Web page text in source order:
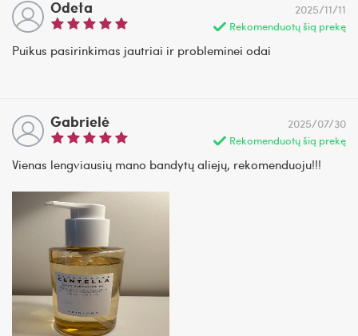
Odeta
Rekomenduotų šią prekę
2025/11/11
Puikus pasirinkimas jautriai ir probleminei odai
Gabrielė
Rekomenduotų šią prekę
2025/07/30
Vienas lengviausių mano bandytų aliejų, rekomenduoju!!!